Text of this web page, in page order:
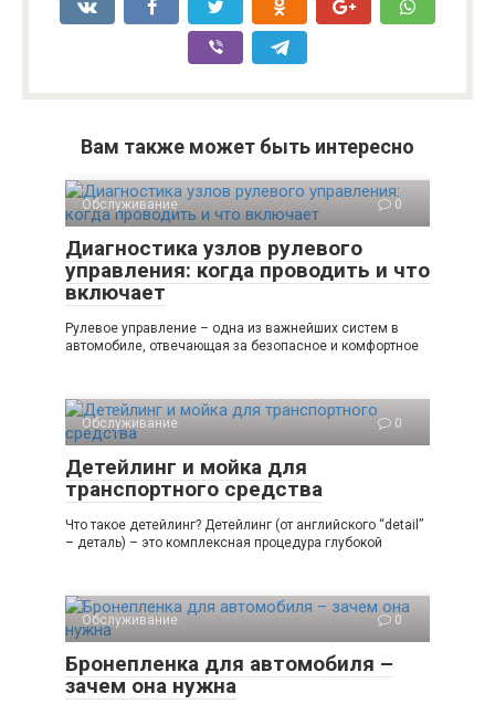
Вам также может быть интересно
Обслуживание 0
Диагностика узлов рулевого
управления: когда проводить и что
включает
Рулевое управление – одна из важнейших систем в
автомобиле, отвечающая за безопасное и комфортное
Обслуживание 0
Детейлинг и мойка для
транспортного средства
Что такое детейлинг? Детейлинг (от английского “detail”
– деталь) – это комплексная процедура глубокой
Обслуживание 0
Бронепленка для автомобиля –
зачем она нужна